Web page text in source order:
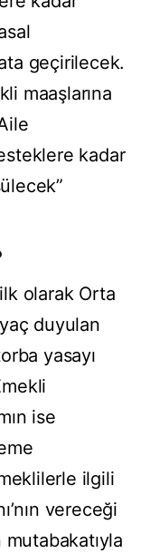
geçirilecek.
maaşlarına
kadar
olarak Orta
duyulan
yasayı
ise
ilgili
vereceği